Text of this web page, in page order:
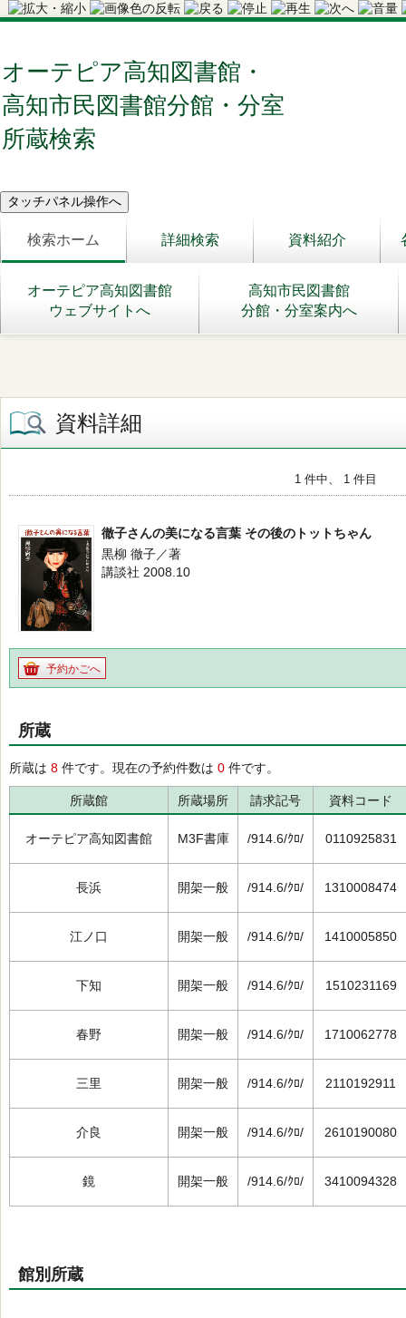
オーテピア高知図書館・
高知市民図書館分館・分室
所蔵検索
検索ホーム 詳細検索 資料紹介
オーテピア高知図書館
ウェブサイトへ
高知市民図書館
分館・分室案内へ
資料詳細
1 件中、 1 件目
徹子さんの美になる言葉 その後のトットちゃん
黒柳 徹子／著
講談社 2008.10
予約かごへ
所蔵
所蔵は 8 件です。現在の予約件数は 0 件です。
所蔵館 所蔵場所 請求記号 資料コード
オーテピア高知図書館 M3F書庫 /914.6/ｸﾛ/ 0110925831
長浜 開架一般 /914.6/ｸﾛ/ 1310008474
江ノ口 開架一般 /914.6/ｸﾛ/ 1410005850
下知 開架一般 /914.6/ｸﾛ/ 1510231169
春野 開架一般 /914.6/ｸﾛ/ 1710062778
三里 開架一般 /914.6/ｸﾛ/ 2110192911
介良 開架一般 /914.6/ｸﾛ/ 2610190080
鏡 開架一般 /914.6/ｸﾛ/ 3410094328
館別所蔵